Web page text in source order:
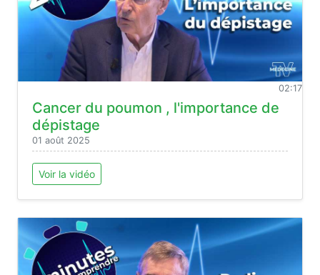
02:17
Cancer du poumon , l'importance de
dépistage
01 août 2025
Voir la vidéo